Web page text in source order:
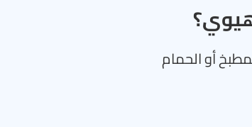
أو الحمام